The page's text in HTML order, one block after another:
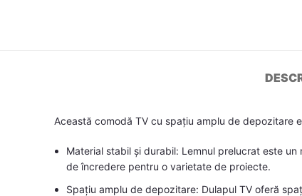
Această comodă TV cu spațiu amplu de depozitare
Material stabil și durabil: Lemnul prelucrat este
de încredere pentru o varietate de proiecte.
Spațiu amplu de depozitare: Dulapul TV oferă